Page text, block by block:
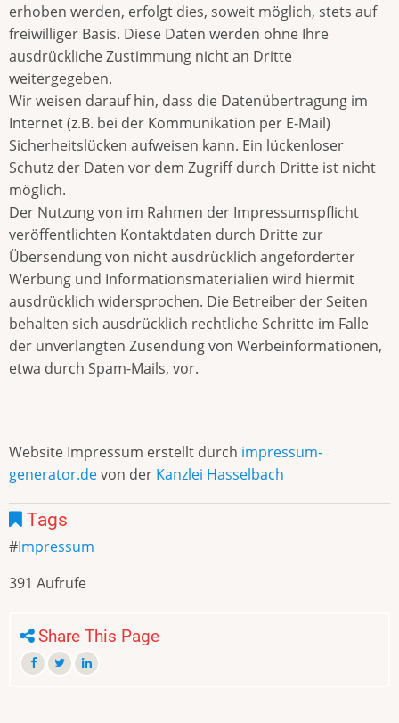
erhoben werden, erfolgt dies, soweit möglich, stets auf
freiwilliger Basis. Diese Daten werden ohne Ihre
ausdrückliche Zustimmung nicht an Dritte
weitergegeben.
Wir weisen darauf hin, dass die Datenübertragung im
Internet (z.B. bei der Kommunikation per E-Mail)
Sicherheitslücken aufweisen kann. Ein lückenloser
Schutz der Daten vor dem Zugriff durch Dritte ist nicht
möglich.
Der Nutzung von im Rahmen der Impressumspflicht
veröffentlichten Kontaktdaten durch Dritte zur
Übersendung von nicht ausdrücklich angeforderter
Werbung und Informationsmaterialien wird hiermit
ausdrücklich widersprochen. Die Betreiber der Seiten
behalten sich ausdrücklich rechtliche Schritte im Falle
der unverlangten Zusendung von Werbeinformationen,
etwa durch Spam-Mails, vor.
Website Impressum erstellt durch impressum-
generator.devon der Kanzlei Hasselbach
Tags
Impressum
391 Aufrufe
Share This Page